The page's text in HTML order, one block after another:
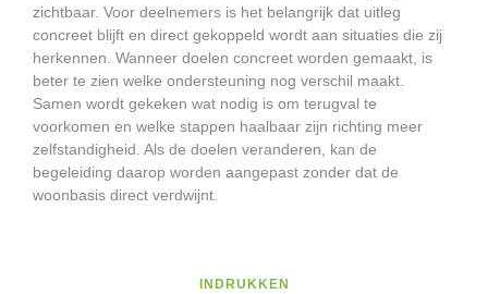
zichtbaar. Voor deelnemers is het belangrijk dat uitleg
concreet blijft en direct gekoppeld wordt aan situaties die zij
herkennen. Wanneer doelen concreet worden gemaakt, is
beter te zien welke ondersteuning nog verschil maakt.
Samen wordt gekeken wat nodig is om terugval te
voorkomen en welke stappen haalbaar zijn richting meer
zelfstandigheid. Als de doelen veranderen, kan de
begeleiding daarop worden aangepast zonder dat de
woonbasis direct verdwijnt.
INDRUKKEN